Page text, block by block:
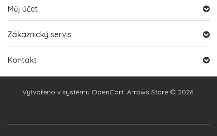
Můj účet
Zákaznický servis
Kontakt
Vytvořeno v systému OpenCart. Arrows Store © 2026.